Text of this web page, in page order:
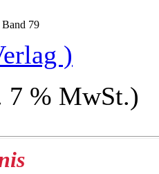
)
7 % MwSt.)